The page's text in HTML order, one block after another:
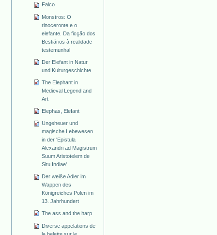
Falco
Monstros: O
rinoceronte e o
elefante. Da ficção dos
Bestiários à realidade
testemunhal
Der Elefant in Natur
und Kulturgeschichte
The Elephant in
Medieval Legend and
Art
Elephas, Elefant
Ungeheuer und
magische Lebewesen
in der 'Epistula
Alexandri ad Magistrum
Suum Aristotelem de
Situ Indiae'
Der weiße Adler im
Wappen des
Königreiches Polen im
13. Jahrhundert
The ass and the harp
Diverse appelations de